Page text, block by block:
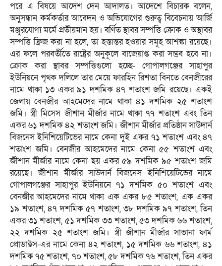
পরে এ বিষয়ে আদেশ দেন আদালত। আদেশে বিচারক বলেন,
অনুসন্ধান কর্মকর্তার আবেদন ও অভিযোগের গুরুত্ব বিবেচনায় আর্জি
মঞ্জুরযোগ্য মর্মে প্রতীয়মান হয়। বর্ণিত স্থাবর সম্পত্তি ক্রোক ও অস্থাবর
সম্পত্তি ফ্রিজ করা না হলে, তা হস্তান্তর হওয়ার সমূহ আশঙ্কা রয়েছে।
এর ফলে পরবর্তীতে রাষ্ট্রের অনুকূলে বাজেয়াপ্ত করা সম্ভব হবে না।
ক্রোক করা স্থাবর সম্পত্তিগুলো হচ্ছে- গোপালগঞ্জের সাহাপুর
ইউনিয়নে পৃথক দলিলে তার মেয়ে ফারহিন রিশতা বিনতে বেনজীরের
নামে থাকা ১৩ একর ৯১ দশমিক ৪৭ শতাংশ জমি রয়েছে। একই
জেলায় বেনজীর আহমেদের নামে থাকা ৪১ দশমিক ২৫ শতাংশ
জমি। স্ত্রী মিসেস জীশান মীর্জার নামে থাকা ৭৭ শতাংশ এবং তিন
একর ৬১ দশমিক ৪২ শতাংশ জমি। জীশান মীর্জার প্রতিষ্ঠান সাউদার্ন
বিজনেস ইনিশিয়েটিভের নামে কেনা দুই একর ৭১ শতাংশ এবং ৪৭
শতাংশ জমি। বেনজীর আহমেদের নামে কেনা ৫৫ শতাংশ এবং
জীশান মীর্জার নামে কেনা ছয় একর ৫৯ দশমিক ৯৫ শতাংশ জমি
রয়েছে। জীশান মীর্জার সাউদার্ন বিজনেস ইনিশিয়েটিভের নামে
গোপালগঞ্জের সাহাপুর ইউনিয়নে ৭১ দশমিক ৫০ শতাংশ এবং
বেনজীর আহমেদের নামে থাকা এক একর ৮৫ শতাংশ, এক একর
১৯ শতাংশ, ৪৭ দশমিক ৫৭ শতাংশ, ৩৮ দশমিক ৯৭ শতাংশ, তিন
একর ৩১ শতাংশ, ৫১ দশমিক ৩৩ শতাংশ, ৫৩ দশমিক ৬৬ শতাংশ,
২২ দশমিক ২৫ শতাংশ জমি। স্ত্রী জীশান মীর্জার সাভানা ফার্ম
প্রোডাক্টস-এর নামে কেনা ৪২ শতাংশ, ১৫ দশমিক ৬৬ শতাংশ, ৪১
দশমিক ৭৫ শতাংশ, ৭০ শতাংশ, ৫৮ দশমিক ৭৬ শতাংশ, তিন একর